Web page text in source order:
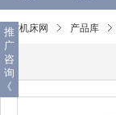
数控机床网 产品库
推
广
咨
询
《